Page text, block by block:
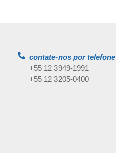
contate-nos por telefone
+55 12 3949-1991
+55 12 3205-0400